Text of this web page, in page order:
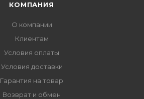
КОМПАНИЯ
О компании
Клиентам
Условия оплаты
Условия доставки
Гарантия на товар
Возврат и обмен